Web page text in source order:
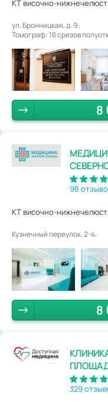
КТ височно-
ул. Бронницкая, д. 9 .
Томограф: 16 срезов
8
98
КТ височно-
Кузнечный переулок, 2-4.
8
329